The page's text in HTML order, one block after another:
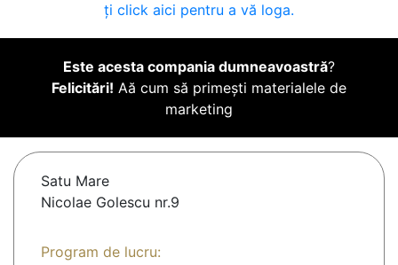
ți click aici pentru a vă loga.
Este acesta compania dumneavoastră?
Felicitări! Aă cum să primești materialele de
marketing
Satu Mare
Nicolae Golescu nr.9
Program de lucru: